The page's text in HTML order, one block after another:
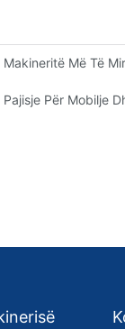
Makineritë Më Të
Pajisje Për Mobilje